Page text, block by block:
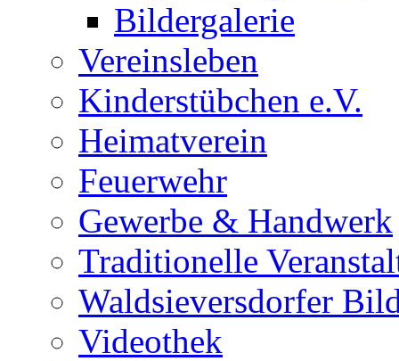
Bildergalerie
Vereinsleben
Kinderstübchen e.V.
Heimatverein
Feuerwehr
Gewerbe & Handwerk
Traditionelle
Waldsieversdorfer
Videothek